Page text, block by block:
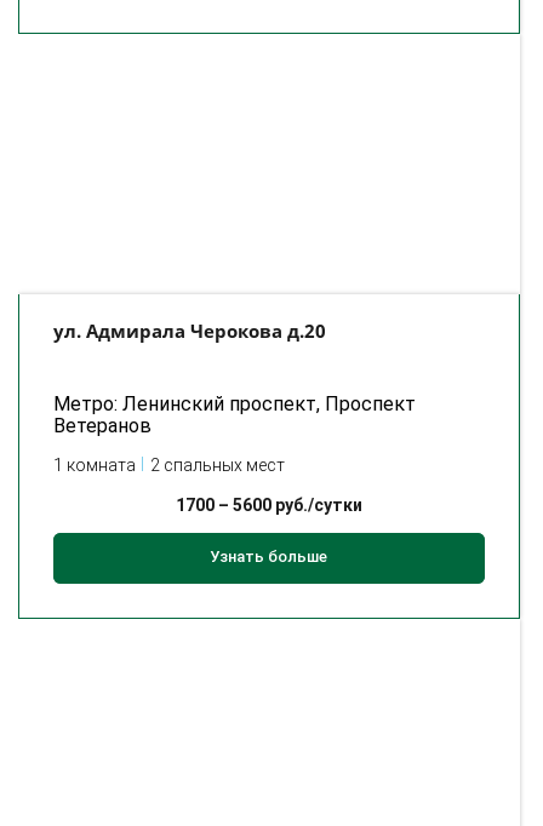
ул. Адмирала Черокова д.20
Метро: Ленинский проспект, Проспект
Ветеранов
1 комната 2 спальных мест
1700– 5600руб./сутки
Узнать больше